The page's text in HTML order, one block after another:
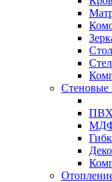
Стеновые
ПВХ
МДФ